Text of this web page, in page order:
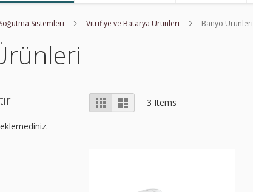
Sistemleri Vitrifiye ve Batarya Ürünleri Banyo Ürünleri
Listeleme
Şekli
IzgaraListe 3 Items